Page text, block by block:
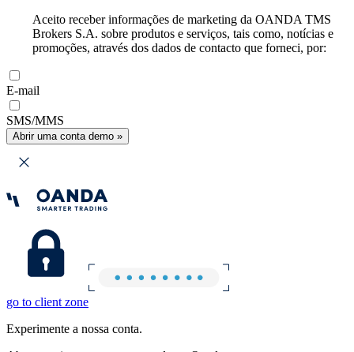
Aceito receber informações de marketing da OANDA TMS
Brokers S.A. sobre produtos e serviços, tais como, notícias e
promoções, através dos dados de contacto que forneci, por:
E-mail
SMS/MMS
Abrir uma conta demo »
go to client zone
Experimente a nossa conta.